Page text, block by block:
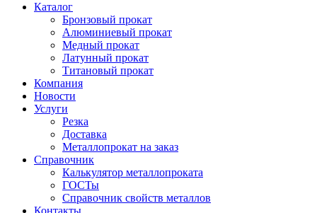
Каталог
Бронзовый прокат
Алюминиевый прокат
Медный прокат
Латунный прокат
Титановый прокат
Компания
Новости
Услуги
Резка
Доставка
Металлопрокат на заказ
Справочник
Калькулятор металлопроката
ГОСТы
Справочник свойств металлов
Контакты